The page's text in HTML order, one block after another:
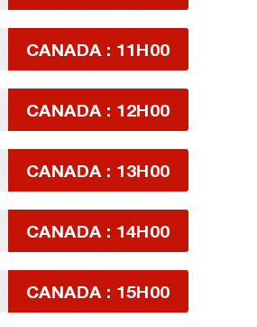
CANADA : 11H00
CANADA : 12H00
CANADA : 13H00
CANADA : 14H00
CANADA : 15H00